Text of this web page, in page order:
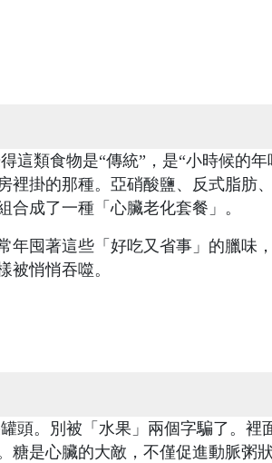
這類食物是“傳統”，是“小時候的年
裡掛的那種。亞硝酸鹽、反式脂肪
成了一種「心臟老化套餐」。
年囤著這些「好吃又省事」的臘味
被悄悄吞噬。
頭。別被「水果」兩個字騙了。裡
是心臟的大敵，不僅促進動脈粥狀